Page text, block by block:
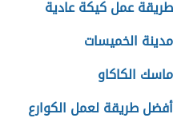
طريقة عمل كيكة عادية
مدينة الخميسات
ماسك الكاكاو
أفضل طريقة لعمل الكوارع